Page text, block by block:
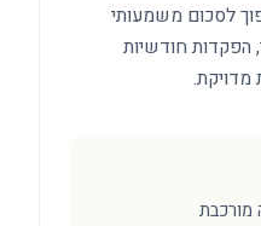
לסכום משמעותי
הפקדות חודשיות
מדויקת.
מורכבת